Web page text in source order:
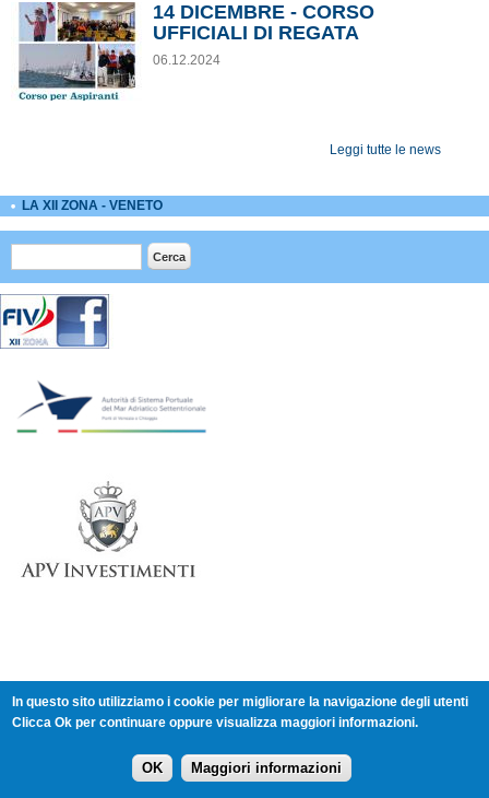
14 DICEMBRE - CORSO
UFFICIALI DI REGATA
06.12.2024
Leggi tutte le news
LA XII ZONA - VENETO
Form di ricerca
Comitato XII Zona - Veneto - c/o Comitato Provinciale CONI
Tel. 392 913 7695 - XII-ZONA@federvela.it -Login
Policy
In questo sito utilizziamo i cookie per migliorare la navigazione degli utenti
Clicca Ok per continuare oppure visualizza maggiori informazioni.
OK Maggiori informazioni